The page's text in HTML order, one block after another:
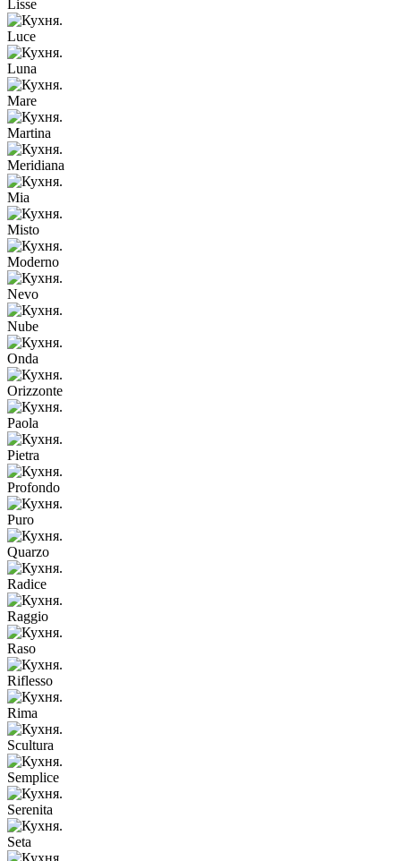
Lisse
Luce
Luna
Mare
Martina
Meridiana
Mia
Misto
Moderno
Nevo
Nube
Onda
Orizzonte
Paola
Pietra
Profondo
Puro
Quarzo
Radice
Raggio
Raso
Riflesso
Rima
Scultura
Semplice
Serenita
Seta